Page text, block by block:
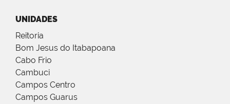
UNIDADES
Reitoria
Bom Jesus do Itabapoana
Cabo Frio
Cambuci
Campos Centro
Campos Guarus